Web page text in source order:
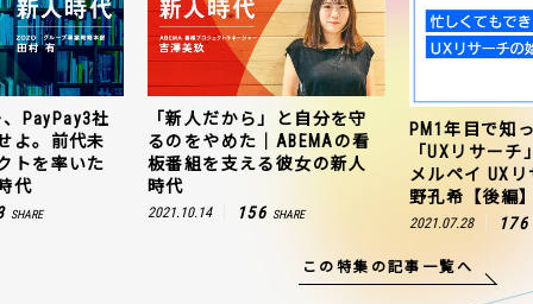
PayPay3社
よ。前代未
トを率いた
代
SHARE
「新人だから」と自分を守
るのをやめた｜ABEMAの看
板番組を支える彼女の新人
時代
2021.10.14 156 SHARE
PM1年目で知
「UXリサー
メルペイ UX
野孔希【後編
2021.07.28 176
この特集の記事一覧へ